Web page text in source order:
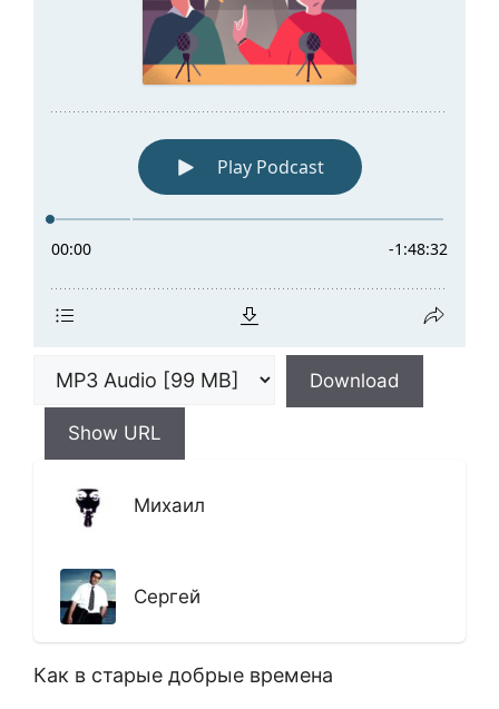
Download
Show URL
Михаил
Сергей
Как в старые добрые времена